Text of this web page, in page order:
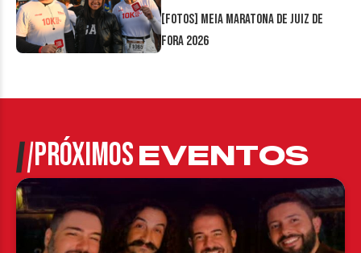
[FOTOS] Meia Maratona de Juiz de
Fora 2026
PRÓXIMOSEVENTOS